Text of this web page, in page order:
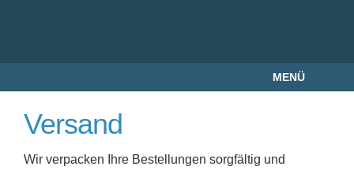
MENÜ
Versand
Wir verpacken Ihre Bestellungen sorgfältig und